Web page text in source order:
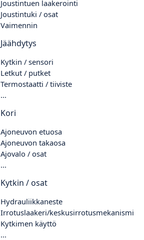
Joustintuen laakerointi
Joustintuki / osat
Vaimennin
Jäähdytys
Kytkin / sensori
Letkut / putket
Termostaatti / tiiviste
...
Kori
Ajoneuvon etuosa
Ajoneuvon takaosa
Ajovalo / osat
...
Kytkin / osat
Hydrauliikkaneste
Irrotuslaakeri/keskusirrotusmekanismi
Kytkimen käyttö
...